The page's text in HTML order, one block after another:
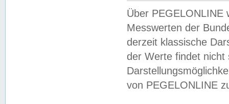
Über PEGELONLINE
Messwerten der
derzeit klassische
der Werte findet
von PEGELONLINE